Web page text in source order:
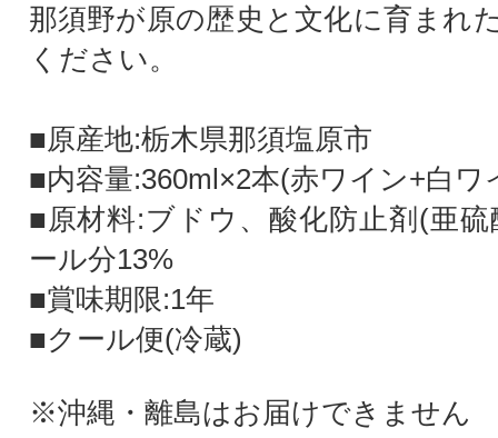
那須野が原の歴史と文化に育まれ
ください。
■原産地:栃木県那須塩原市
■内容量:360ml×2本(赤ワイン+白ワ
■原材料:ブドウ、酸化防止剤(亜
ール分13%
■賞味期限:1年
■クール便(冷蔵)
※沖縄・離島はお届けできません